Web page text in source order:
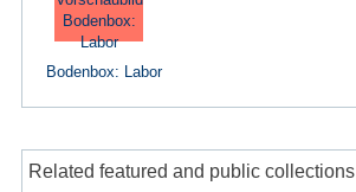
Bodenbox: Labor
Related featured and public collections